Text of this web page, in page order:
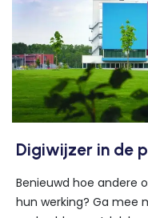
Digiwijzer in de
Benieuwd hoe andere
hun werking? Ga mee